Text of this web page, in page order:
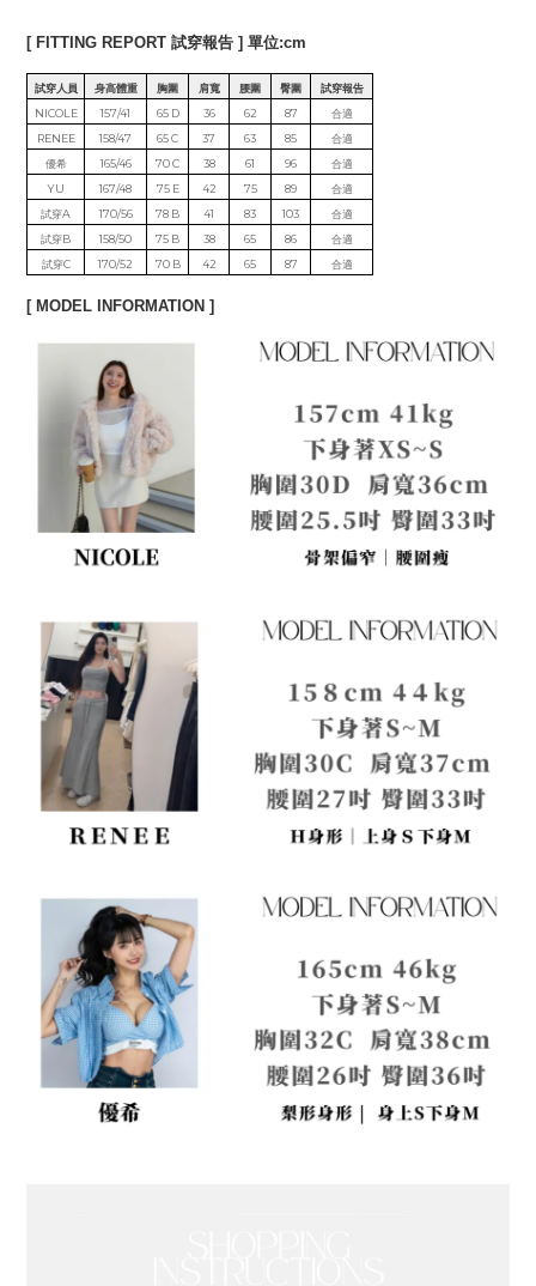
[ FITTING REPORT 試穿報告 ] 單位:cm
試穿人員 身高體重 胸圍 肩寬 腰圍 臀圍
試穿報告
NICOLE
157/41 65 D 36 62 87
合適
RENEE
158/47 65 C 37 63 85
合適
優希
165/46 70 C 38 61 96
合適
YU
167/48 75 E 42 75 89
合適
試穿A
170/56 78 B 41 83 103
合適
試穿B
158/50 75 B 38 65 86
合適
試穿C
170/52 70 B 42 65 87 合適
[ MODEL INFORMATION ]